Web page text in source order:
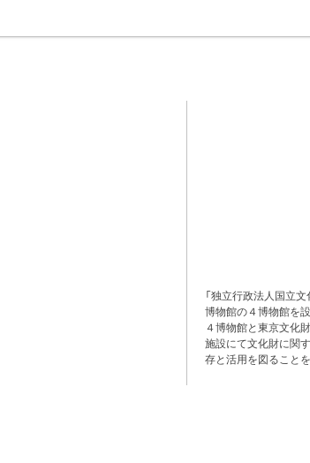
「独立行政法人国立文
博物館の４博物館を
４博物館と東京文化
施設にて文化財に関
存と活用を図ること